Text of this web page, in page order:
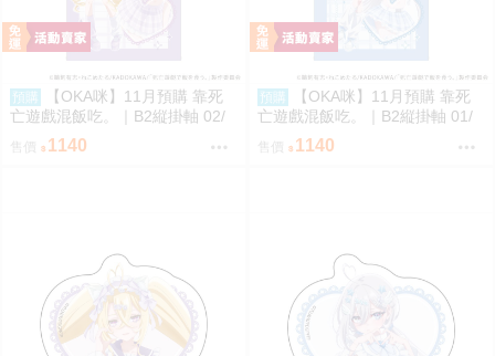
預購
【OKA咪】11月預購 靠死
亡遊戲混飯吃。｜B2縦掛軸 02/
(新繪插畫) (御城)
售價 1140
預購
【OKA咪】11月預購 靠死
亡遊戲混飯吃。｜B2縦掛軸 01/
(新繪插畫) (幽鬼)
售價 1140